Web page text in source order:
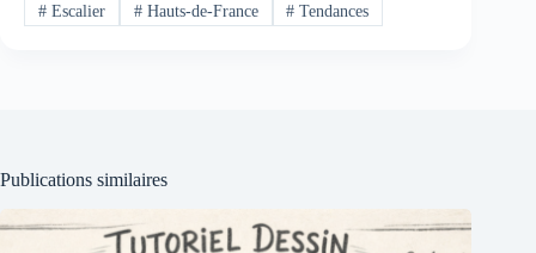
#Escalier #Hauts-de-France # Tendances
Publications similaires